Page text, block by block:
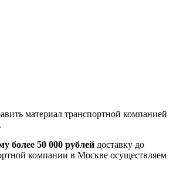
материал транспортной компанией
более 50 000 рублей доставку до
компании в Москве осуществляем